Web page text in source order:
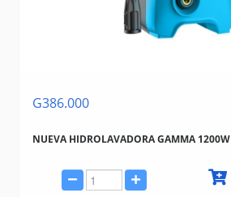
G386.000
NUEVA HIDROLAVADORA GAMMA 1200W